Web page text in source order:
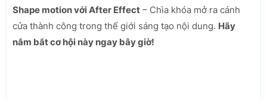
Shape motion với After Effect – Chìa khóa mở ra cánh
cửa thành công trong thế giới sáng tạo nội dung. Hãy
nắm bắt cơ hội này ngay bây giờ!